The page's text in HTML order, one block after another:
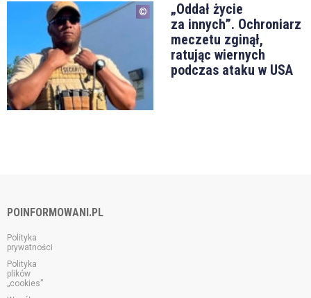
„Oddał życie
za innych”. Ochroniarz
meczetu zginął,
ratując wiernych
podczas ataku w USA
POINFORMOWANI.PL
Polityka
prywatności
Polityka
plików
„cookies”